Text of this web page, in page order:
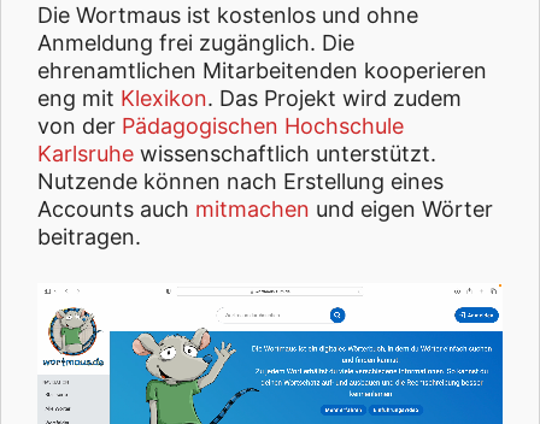
Die Wortmaus ist kostenlos und ohne
Anmeldung frei zugänglich. Die
ehrenamtlichen Mitarbeitenden kooperieren
eng mit Klexikon. Das Projekt wird zudem
von der Pädagogischen Hochschule
Karlsruhe wissenschaftlich unterstützt.
Nutzende können nach Erstellung eines
Accounts auch mitmachen und eigen Wörter
beitragen.